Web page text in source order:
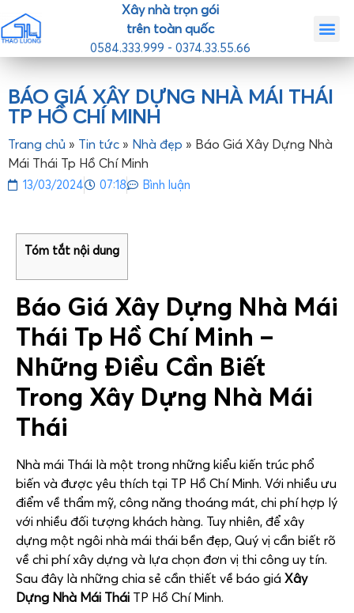
Xây nhà trọn gói
trên toàn quốc
0584.333.999 - 0374.33.55.66
BÁO GIÁ XÂY DỰNG NHÀ MÁI THÁI
TP HỒ CHÍ MINH
Trang chủ » Tin tức » Nhà đẹp » Báo Giá Xây Dựng Nhà
Mái Thái Tp Hồ Chí Minh
13/03/2024 07:18 Bình luận
Tóm tắt nội dung
Báo Giá Xây Dựng Nhà Mái
Thái Tp Hồ Chí Minh –
Những Điều Cần Biết
Trong Xây Dựng Nhà Mái
Thái
Nhà mái Thái là một trong những kiểu kiến trúc phổ
biến và được yêu thích tại TP Hồ Chí Minh. Với nhiều ưu
điểm về thẩm mỹ, công năng thoáng mát, chi phí hợp lý
với nhiều đối tượng khách hàng. Tuy nhiên, để xây
dựng một ngôi nhà mái thái bền đẹp, Quý vị cần biết rõ
về chi phí xây dựng và lựa chọn đơn vị thi công uy tín.
Sau đây là những chia sẻ cần thiết về báo giá Xây
Dựng Nhà Mái Thái TP Hồ Chí Minh.